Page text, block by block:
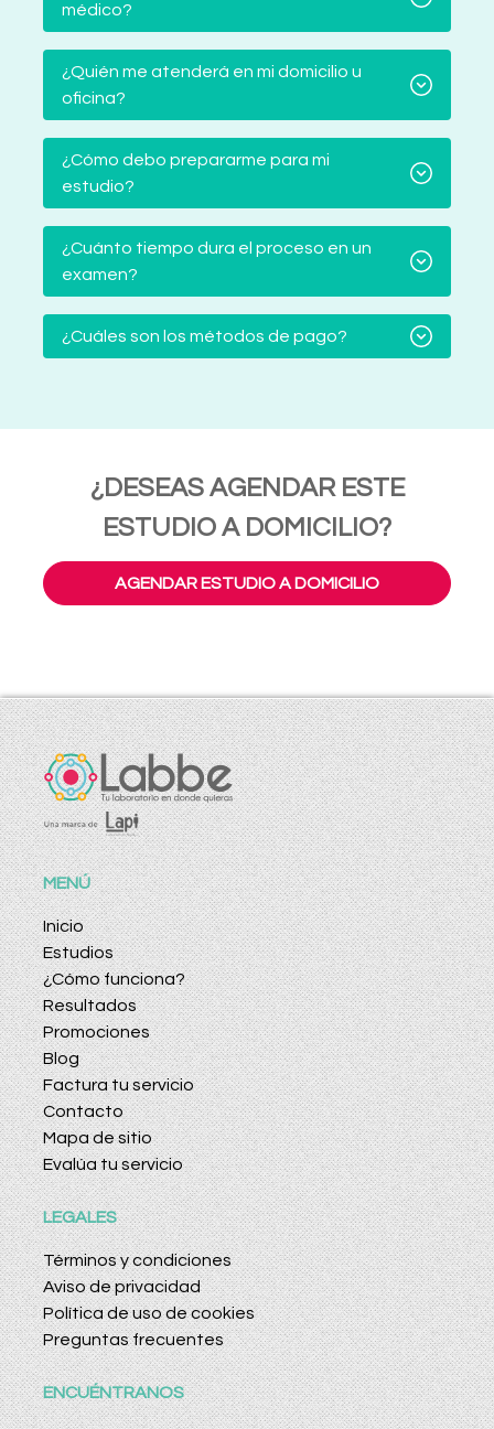
médico?
¿Quién me atenderá en mi domicilio u
oficina?
¿Cómo debo prepararme para mi
estudio?
¿Cuánto tiempo dura el proceso en un
examen?
¿Cuáles son los métodos de pago?
¿DESEAS AGENDAR ESTE
ESTUDIO A DOMICILIO?
AGENDAR ESTUDIO A DOMICILIO
MENÚ
Inicio
Estudios
¿Cómo funciona?
Resultados
Promociones
Blog
Factura tu servicio
Contacto
Mapa de sitio
Evalúa tu servicio
LEGALES
Términos y condiciones
Aviso de privacidad
Política de uso de cookies
Preguntas frecuentes
ENCUÉNTRANOS